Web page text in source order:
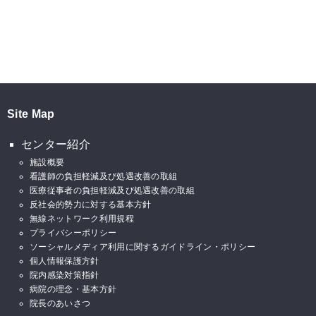
Site Map
センター紹介
施設概要
看護師の負担軽減及び処遇改善の取組
医療従事者の負担軽減及び処遇改善の取組
反社会的勢力に対する基本方針
無線ネットワーク利用規程
プライバシーポリシー
ソーシャルメディア利用に関するガイドライン・ポリシー
個人情報保護方針
院内感染対策指針
病院の理念・基本方針
院長のあいさつ